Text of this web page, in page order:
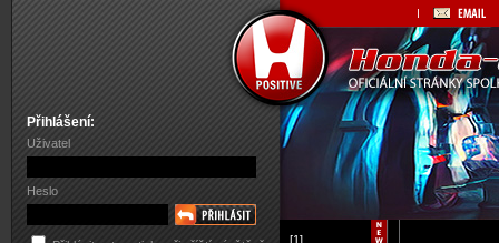
Přihlášení:
Uživatel
Heslo
[1]